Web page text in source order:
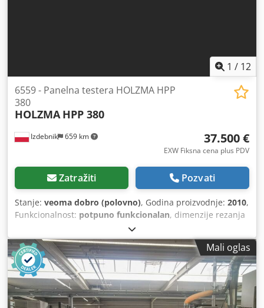
1 / 12
Izdebnik 659 km
6559 - Panelna testera HOLZMA HPP
380
HOLZMA HPP 380
37.500 €
EXW Fiksna cena plus PDV
Zatražiti Pozvati
Stanje: veoma dobro (polovno), Godina proizvodnje: 2010,
Funkcionalnost: potpuno funkcionalan, dimenzije rezanja
3800x3800 mm visina rezanja 95 mm brzina pomera
kretanja grede sa stezaljkama 90 m/min brzina rezanja do
150 m/min, regulisana kontinuirano snaga glavnog motora
13,5 kW snaga motora za podrezivanje 2,2 kW prečnik
diska 350 mm 4 vazdušna stola Dcedpozmf Hgjfx Abxek
potrebna usisna snaga 3800 m3/h spoljne dimenzije
6500x7700 mm 16255 sati
Mali oglas